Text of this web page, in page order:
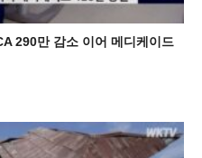
290만 감소 이어 메디케이드